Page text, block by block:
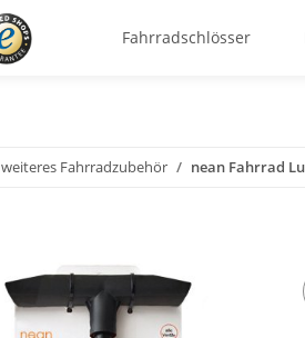
Fahrradschlösser
weiteres Fahrradzubehör nean Fahrrad